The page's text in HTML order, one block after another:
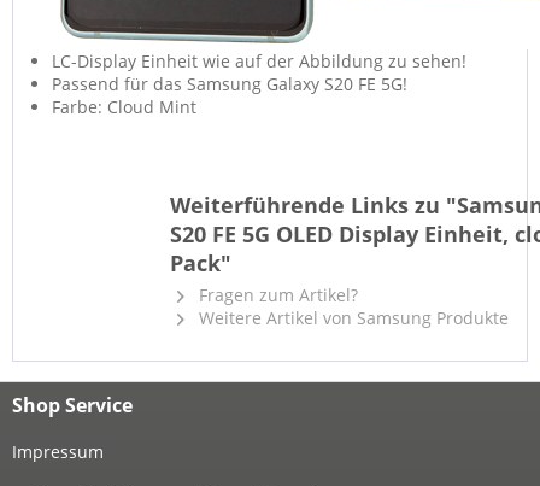
LC-Display Einheit wie auf der Abbildung zu sehen!
Passend für das Samsung Galaxy S20 FE 5G!
Farbe: Cloud Mint
Weiterführende Links zu
S20 FE 5G OLED Display Einheit,
Pack"
Fragen zum Artikel?
Weitere Artikel von Samsung Produkte
Shop Service
Impressum